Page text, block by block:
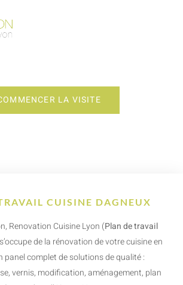
LA VISITE
CUISINE DAGNEUX
Renovation Cuisine Lyon (Plan de travail
de la rénovation de votre cuisine en
complet de solutions de qualité :
vernis, modification, aménagement, plan